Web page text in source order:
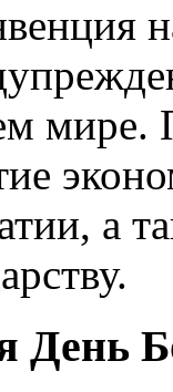
а
День